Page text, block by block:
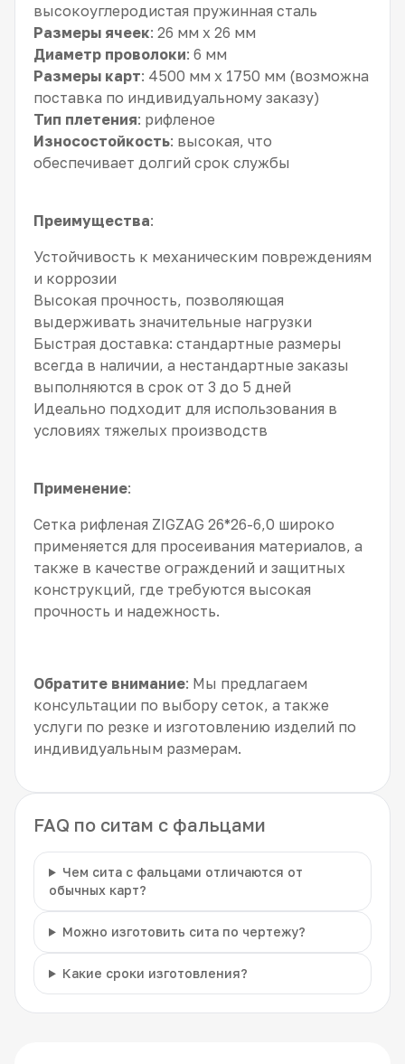
высокоуглеродистая пружинная сталь
Размеры ячеек: 26 мм x 26 мм
Диаметр проволоки: 6 мм
Размеры карт: 4500 мм x 1750 мм (возможна
поставка по индивидуальному заказу)
Тип плетения: рифленое
Износостойкость: высокая, что
обеспечивает долгий срок службы
Преимущества:
Устойчивость к механическим повреждениям
и коррозии
Высокая прочность, позволяющая
выдерживать значительные нагрузки
Быстрая доставка: стандартные размеры
всегда в наличии, а нестандартные заказы
выполняются в срок от 3 до 5 дней
Идеально подходит для использования в
условиях тяжелых производств
Применение:
Сетка рифленая ZIGZAG 26*26-6,0 широко
применяется для просеивания материалов, а
также в качестве ограждений и защитных
конструкций, где требуются высокая
прочность и надежность.
Обратите внимание: Мы предлагаем
консультации по выбору сеток, а также
услуги по резке и изготовлению изделий по
индивидуальным размерам.
FAQ по ситам с фальцами
Чем сита с фальцами отличаются от
обычных карт?
Можно изготовить сита по чертежу?
Какие сроки изготовления?